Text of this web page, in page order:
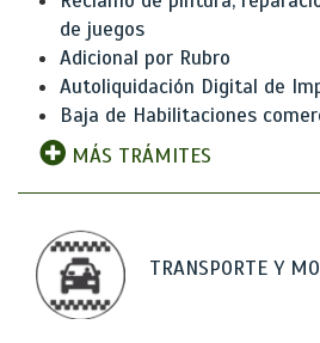
de juegos
Adicional por Rubro
Autoliquidación Digital de
Baja de Habilitaciones
MÁS TRÁMITES
TRANSPORTE Y